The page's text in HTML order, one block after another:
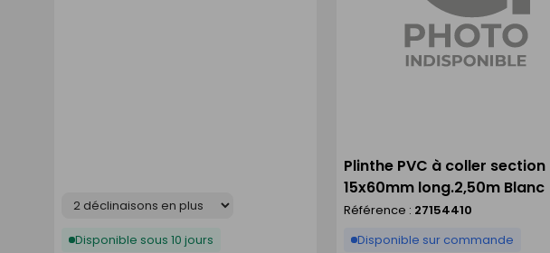
Disponible sous 10 jours
Plinthe PVC à coller section
15x60mm long.2,50m Blanc
Référence : 27154410
Disponible sur commande